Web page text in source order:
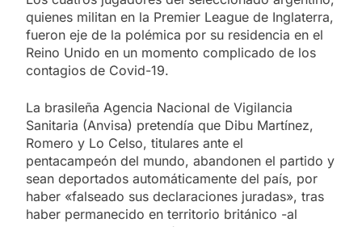
quienes militan en la Premier League de Inglaterra,
fueron eje de la polémica por su residencia en el
Reino Unido en un momento complicado de los
contagios de Covid-19.
La brasileña Agencia Nacional de Vigilancia
Sanitaria (Anvisa) pretendía que Dibu Martínez,
Romero y Lo Celso, titulares ante el
pentacampeón del mundo, abandonen el partido y
sean deportados automáticamente del país, por
haber «falseado sus declaraciones juradas», tras
haber permanecido en territorio británico -al